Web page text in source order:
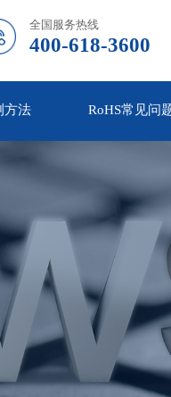
全国服务热线
400-618-3600
方法 RoHS常见问